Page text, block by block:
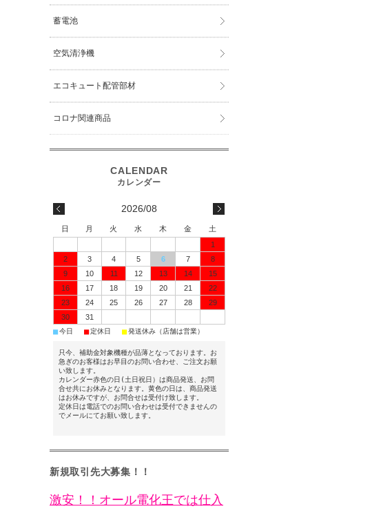
蓄電池
空気清浄機
エコキュート配管部材
コロナ関連商品
2026/08
日 月 火 水 木 金
土
1
2
3 4 5 6 7
8
9
10 11 12 13 14
15
16
17 18 19 20 21
22
23
24 25 26 27 28
29
30
31
■今日 ■定休日 ■発送休み（店舗は営業）
只今、補助金対象機種が品薄となっております。お
急ぎのお客様はお早目のお問い合わせ、ご注文お願
い致します。
カレンダー赤色の日(土日祝日）は商品発送、お問
合せ共にお休みとなります。黄色の日は、商品発送
はお休みですが、お問合せは受付け致します。
定休日は電話でのお問い合わせは受付できませんの
でメールにてお願い致します。
新規取引先大募集！！
激安！！オール電化王では仕入